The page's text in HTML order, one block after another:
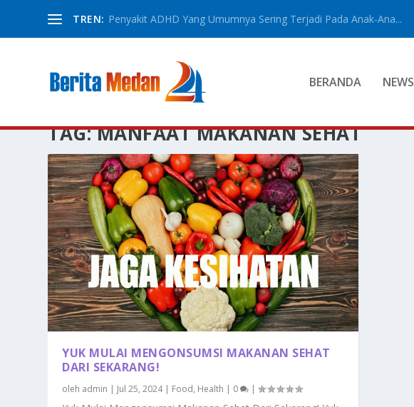
TREN: Penyakit ADHD Yang Umumnya Sering Terjadi Pada Anak-Ana...
BERANDA NEWS
TAG:MANFAAT MAKANAN SEHAT
YUK MULAI MENGONSUMSI MAKANAN SEHAT
DARI SEKARANG!
oleh admin | Jul 25, 2024| Food, Health | 0 |